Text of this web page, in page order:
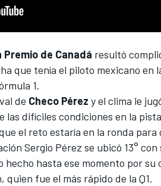
Premio de Canadá resultó
que tenía el piloto mexicano en
1.
de Checo Pérez y el clima le
las difíciles condiciones en la
el reto estaría en la ronda
Sergio Pérez se ubicó 13° con
hecho hasta ese momento por su
, quien fue el más rápido de la Q1.